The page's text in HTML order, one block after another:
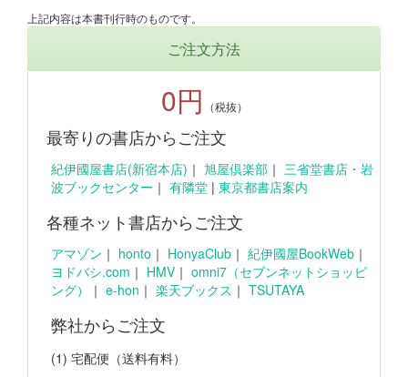
上記内容は本書刊行時のものです。
ご注文方法
0円 （税抜）
最寄りの書店からご注文
紀伊國屋書店(新宿本店) ｜ 旭屋倶楽部 ｜ 三省堂書店・岩
波ブックセンター ｜ 有隣堂 | 東京都書店案内
各種ネット書店からご注文
アマゾン ｜ honto ｜ HonyaClub ｜ 紀伊國屋BookWeb ｜
ヨドバシ.com ｜ HMV ｜ omni7（セブンネットショッピ
ング）
｜ e-hon ｜ 楽天ブックス ｜ TSUTAYA
弊社からご注文
(1) 宅配便（送料有料）